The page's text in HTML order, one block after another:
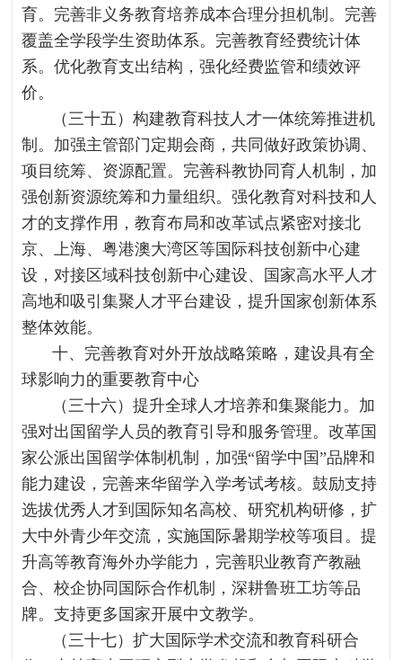
育。完善非义务教育培养成本合理分担机制。完善
覆盖全学段学生资助体系。完善教育经费统计体
系。优化教育支出结构，强化经费监管和绩效评
价。
（三十五）构建教育科技人才一体统筹推进机
制。加强主管部门定期会商，共同做好政策协调、
项目统筹、资源配置。完善科教协同育人机制，加
强创新资源统筹和力量组织。强化教育对科技和人
才的支撑作用，教育布局和改革试点紧密对接北
京、上海、粤港澳大湾区等国际科技创新中心建
设，对接区域科技创新中心建设、国家高水平人才
高地和吸引集聚人才平台建设，提升国家创新体系
整体效能。
十、完善教育对外开放战略策略，建设具有全
球影响力的重要教育中心
（三十六）提升全球人才培养和集聚能力。加
强对出国留学人员的教育引导和服务管理。改革国
家公派出国留学体制机制，加强“留学中国”品牌和
能力建设，完善来华留学入学考试考核。鼓励支持
选拔优秀人才到国际知名高校、研究机构研修，扩
大中外青少年交流，实施国际暑期学校等项目。提
升高等教育海外办学能力，完善职业教育产教融
合、校企协同国际合作机制，深耕鲁班工坊等品
牌。支持更多国家开展中文教学。
（三十七）扩大国际学术交流和教育科研合